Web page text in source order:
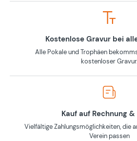
Kostenlose Gravur bei
Alle Pokale und Trophäen
kostenloser Gravur.
Kauf auf Rechnung &
Vielfältige Zahlungsmöglichkeiten, die
Verein passen